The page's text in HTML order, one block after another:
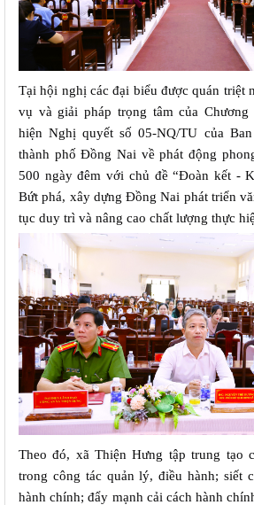
Tại hội nghị các đại biểu được quán triệt
vụ và giải pháp trọng tâm của
hiện Nghị quyết số 05-NQ/TU của
thành phố Đồng Nai về phát động
500 ngày đêm với chủ đề “Đoàn kết -
Bứt phá, xây dựng Đồng Nai phát triển
tục duy trì và nâng cao chất lượng thực
Theo đó, xã Thiện Hưng tập trung tạo
trong công tác quản lý, điều hành; siết
hành chính; đẩy mạnh cải cách hành